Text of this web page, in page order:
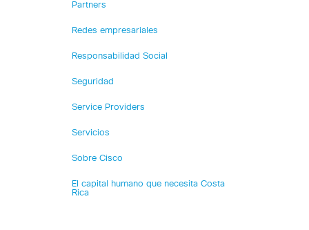
Partners
Redes empresariales
Responsabilidad Social
Seguridad
Service Providers
Servicios
Sobre Cisco
El capital humano que necesita Costa
Rica